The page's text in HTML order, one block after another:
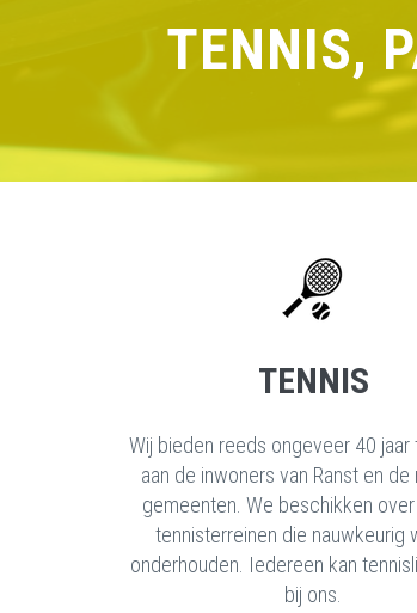
TENNIS,
TENNIS
Wij bieden reeds ongeveer 40 jaar
aan de inwoners van Ranst en de
gemeenten. We beschikken over
tennisterreinen die nauwkeurig
onderhouden. Iedereen kan
bij ons.